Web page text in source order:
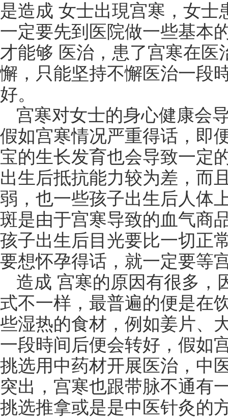
是造成 女士出現宫寒，女士
一定要先到医院做一些基本
才能够 医治，患了宫寒在医
懈，只能坚持不懈医治一段
好。
宫寒对女士的身心健康会
假如宫寒情况严重得话，即
宝的生长发育也会导致一定
出生后抵抗能力较为差，而
弱，也一些孩子出生后人体
斑是由于宫寒导致的血气商
孩子出生后目光要比一切正
要想怀孕得话，就一定要等
造成 宫寒的原因有很多，
式不一样，最普遍的便是在
些湿热的食材，例如姜片、
一段時间后便会转好，假如
挑选用中药材开展医治，中
突出，宫寒也跟带脉不通有
挑选推拿或是是中医针灸的